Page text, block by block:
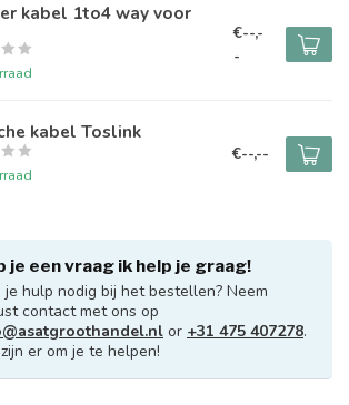
kabel 1to4 way voor
€--,-
-
kabel Toslink
€--,--
je een vraag ik help je graag!
je hulp nodig bij het bestellen? Neem
contact met ons op
or +31 475 407278.
er om je te helpen!